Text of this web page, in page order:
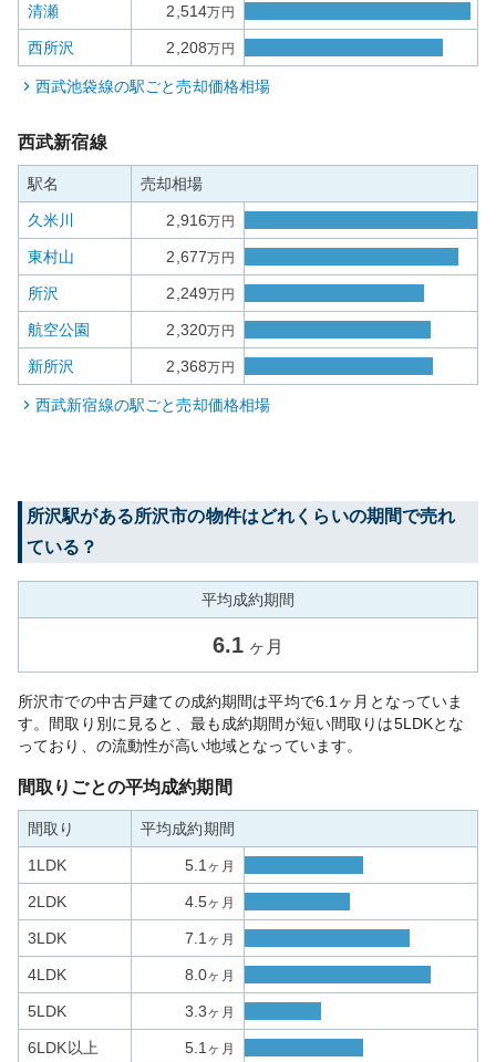
清瀬 2,514万円
西所沢 2,208万円
西武池袋線の駅ごと売却価格相場
西武新宿線
駅名 売却相場
久米川 2,916万円
東村山 2,677万円
所沢 2,249万円
航空公園 2,320万円
新所沢 2,368万円
西武新宿線の駅ごと売却価格相場
所沢駅がある所沢市の物件はどれくらいの期間で売れ
ている？
平均成約期間
6.1 ヶ月
所沢市での中古戸建ての成約期間は平均で6.1ヶ月となっていま
す。間取り別に見ると、最も成約期間が短い間取りは5LDKとな
っており、の流動性が高い地域となっています。
間取りごとの平均成約期間
間取り 平均成約期間
1LDK 5.1 ヶ月
2LDK 4.5ヶ月
3LDK 7.1 ヶ月
4LDK 8.0ヶ月
5LDK 3.3ヶ月
6LDK以上 5.1 ヶ月